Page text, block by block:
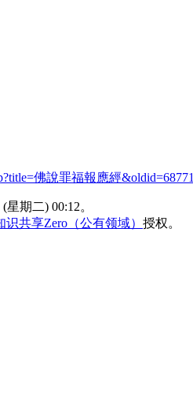
佛說罪福報應經&oldid=68771
期二) 00:12。
识共享Zero（公有领域） 授权。